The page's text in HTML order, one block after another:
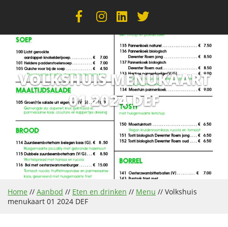
VOLKSHUIS MENUKAART
01 2024 DEF
Home // Aanbod // Eten en drinken // Menu // Volkshuis
menukaart 01 2024 DEF